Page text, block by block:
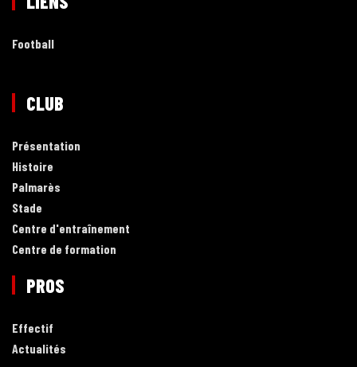
Football
CLUB
Présentation
Histoire
Palmarès
Stade
Centre d'entraînement
Centre de formation
PROS
Effectif
Actualités